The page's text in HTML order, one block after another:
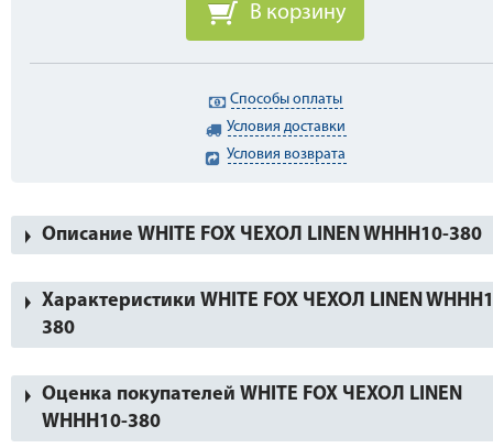
В корзину
Способы оплаты
Условия доставки
Условия возврата
Описание WHITE FOX ЧЕХОЛ LINEN WHHH10-380
Характеристики WHITE FOX ЧЕХОЛ LINEN
380
Оценка покупателей WHITE FOX ЧЕХОЛ LINEN
WHHH10-380